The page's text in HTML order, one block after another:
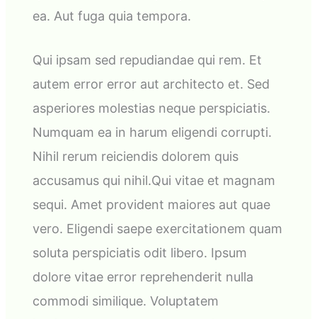
ea. Aut fuga quia tempora.
Qui ipsam sed repudiandae qui rem. Et
autem error error aut architecto et. Sed
asperiores molestias neque perspiciatis.
Numquam ea in harum eligendi corrupti.
Nihil rerum reiciendis dolorem quis
accusamus qui nihil.Qui vitae et magnam
sequi. Amet provident maiores aut quae
vero. Eligendi saepe exercitationem quam
soluta perspiciatis odit libero. Ipsum
dolore vitae error reprehenderit nulla
commodi similique. Voluptatem